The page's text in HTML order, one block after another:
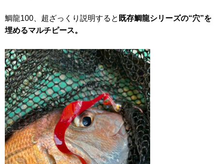
鯛龍100、超ざっくり説明すると 既存鯛龍シリーズの“穴”を
埋めるマルチピース。